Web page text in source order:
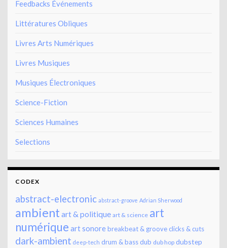
Feedbacks Événements
Littératures Obliques
Livres Arts Numériques
Livres Musiques
Musiques Électroniques
Science-Fiction
Sciences Humaines
Selections
CODEX
abstract-electronic abstract-groove Adrian Sherwood
ambient art & politique art & science art
numérique art sonorebreakbeat & groove clicks & cuts
dark-ambient deep-tech drum & bass dub dub hop dubstep